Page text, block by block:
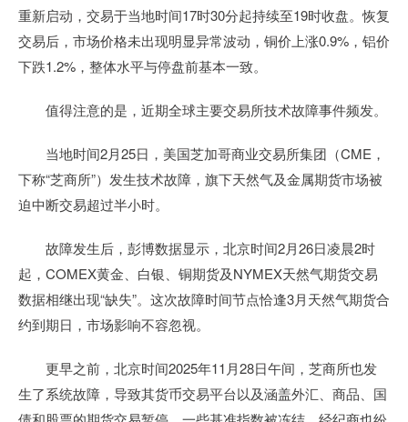
重新启动，交易于当地时间17时30分起持续至19时收盘。恢复
交易后，市场价格未出现明显异常波动，铜价上涨0.9%，铝价
下跌1.2%，整体水平与停盘前基本一致。
值得注意的是，近期全球主要交易所技术故障事件频发。
当地时间2月25日，美国芝加哥商业交易所集团（CME，
下称“芝商所”）发生技术故障，旗下天然气及金属期货市场被
迫中断交易超过半小时。
故障发生后，彭博数据显示，北京时间2月26日凌晨2时
起，COMEX黄金、白银、铜期货及NYMEX天然气期货交易
数据相继出现“缺失”。这次故障时间节点恰逢3月天然气期货合
约到期日，市场影响不容忽视。
更早之前，北京时间2025年11月28日午间，芝商所也发
生了系统故障，导致其货币交易平台以及涵盖外汇、商品、国